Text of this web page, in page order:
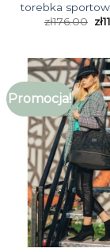
torebka
zł176.00 zł
Promocja!